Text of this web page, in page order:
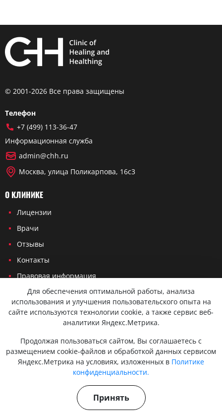
© 2001-2026 Все права защищены
Телефон
+7 (499) 113-36-47
Информационная служба
admin@chh.ru
Москва, улица Поликарпова, 16с3
О КЛИНИКЕ
Лицензии
Врачи
Отзывы
Контакты
Правовая информация
Карта сайта
УСЛУГИ
Кардиолог на дом
Невролог на дом
Эндокринолог на дом
Для обеспечения оптимальной работы, анализа
использования и улучшения пользовательского опыта на
сайте используются технологии cookie, а также сервис веб-
аналитики Яндекс.Метрика.
Продолжая пользоваться сайтом, Вы соглашаетесь с
размещением cookie-файлов и обработкой данных сервисом
Яндекс.Метрика на условиях, изложенных в Политике
конфиденциальности.
Принять